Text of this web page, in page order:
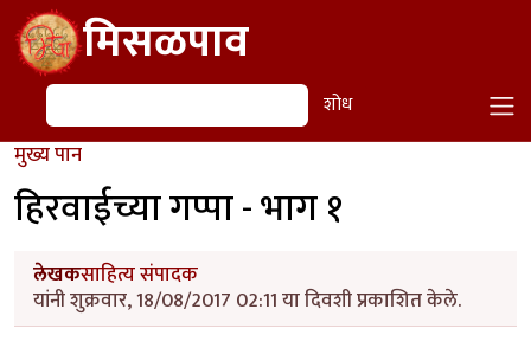
Skip to main contentमिसळपाव
शोध शोध
मुख्य पान
हिरवाईच्या गप्पा - भाग १
लेखकसाहित्य संपादक
यांनी शुक्रवार, 18/08/2017 02:11 या दिवशी प्रकाशित केले.